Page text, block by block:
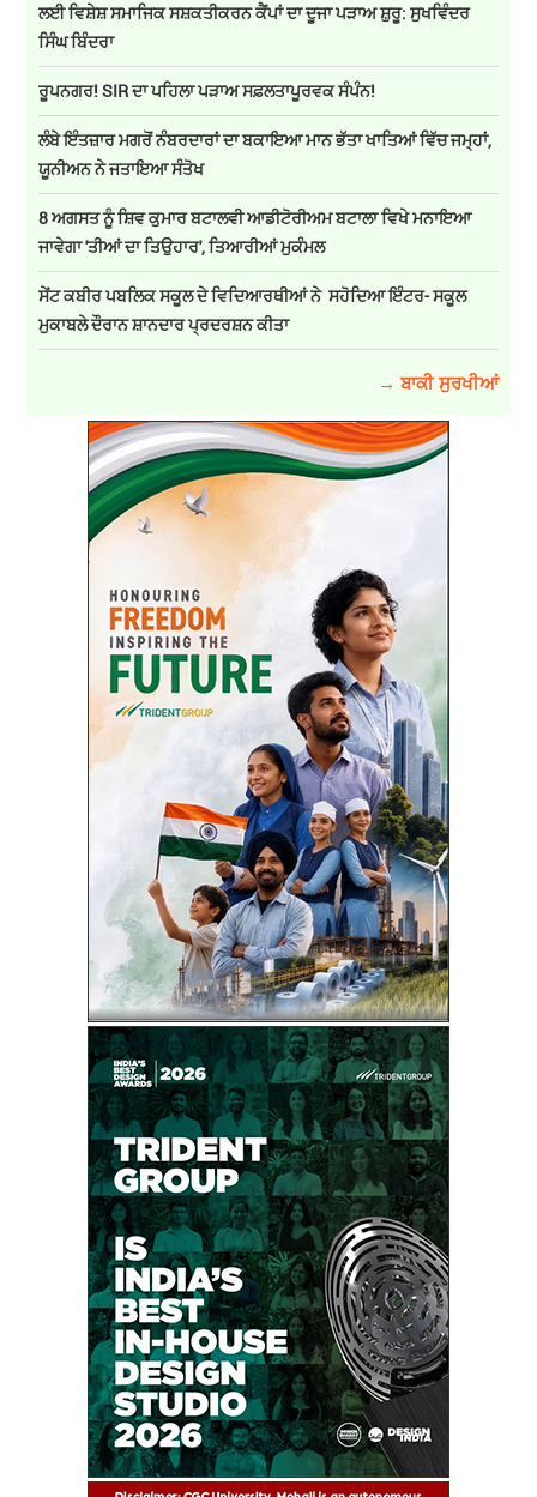
ਲਈ ਵਿਸ਼ੇਸ਼ ਸਮਾਜਿਕ ਸਸ਼ਕਤੀਕਰਨ ਕੈਂਪਾਂ ਦਾ ਦੂਜਾ ਪੜਾਅ ਸ਼ੁਰੂ: ਸੁਖਵਿੰਦਰ
ਸਿੰਘ ਬਿੰਦਰਾ
ਰੂਪਨਗਰ! SIR ਦਾ ਪਹਿਲਾ ਪੜਾਅ ਸਫ਼ਲਤਾਪੂਰਵਕ ਸੰਪੰਨ!
ਲੰਬੇ ਇੰਤਜ਼ਾਰ ਮਗਰੋਂ ਨੰਬਰਦਾਰਾਂ ਦਾ ਬਕਾਇਆ ਮਾਨ ਭੱਤਾ ਖਾਤਿਆਂ ਵਿੱਚ ਜਮ੍ਹਾਂ,
ਯੂਨੀਅਨ ਨੇ ਜਤਾਇਆ ਸੰਤੋਖ
8 ਅਗਸਤ ਨੂੰ ਸ਼ਿਵ ਕੁਮਾਰ ਬਟਾਲਵੀ ਆਡੀਟੋਰੀਅਮ ਬਟਾਲਾ ਵਿਖੇ ਮਨਾਇਆ
ਜਾਵੇਗਾ 'ਤੀਆਂ ਦਾ ਤਿਉਹਾਰ', ਤਿਆਰੀਆਂ ਮੁਕੰਮਲ
ਸੇਂਟ ਕਬੀਰ ਪਬਲਿਕ ਸਕੂਲ ਦੇ ਵਿਦਿਆਰਥੀਆਂ ਨੇ ਸਹੋਦਿਆ ਇੰਟਰ- ਸਕੂਲ
ਮੁਕਾਬਲੇ ਦੌਰਾਨ ਸ਼ਾਨਦਾਰ ਪ੍ਰਦਰਸ਼ਨ ਕੀਤਾ
→ ਬਾਕੀ ਸੁਰਖੀਆਂ